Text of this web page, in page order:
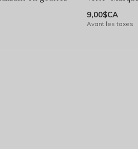
9,00$CA
Avant les taxes